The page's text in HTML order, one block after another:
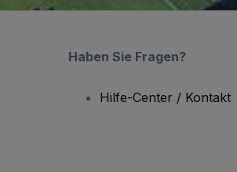
Haben Sie Fragen?
Hilfe-Center / Kontakt